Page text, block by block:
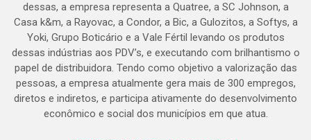
dessas, a empresa representa a Quatree, a SC Johnson, a
Casa k&m, a Rayovac, a Condor, a Bic, a Gulozitos, a Softys, a
Yoki, Grupo Boticário e a Vale Fértil levando os produtos
dessas indústrias aos PDV’s, e executando com brilhantismo o
papel de distribuidora. Tendo como objetivo a valorização das
pessoas, a empresa atualmente gera mais de 300 empregos,
diretos e indiretos, e participa ativamente do desenvolvimento
econômico e social dos municípios em que atua.